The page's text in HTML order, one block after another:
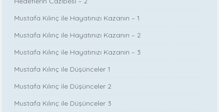
Mustafa Kılınç ile Hayatınızı Kazanın – 1
Mustafa Kılınç ile Hayatınızı Kazanın – 2
Mustafa Kılınç ile Hayatınızı Kazanın – 3
Mustafa Kılınç ile Düşünceler 1
Mustafa Kılınç ile Düşünceler 2
Mustafa Kılınç ile Düşünceler 3